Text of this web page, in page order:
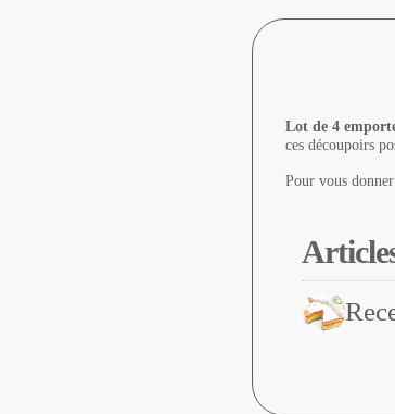
Lot de 4
ces découpoirs
Pour vous